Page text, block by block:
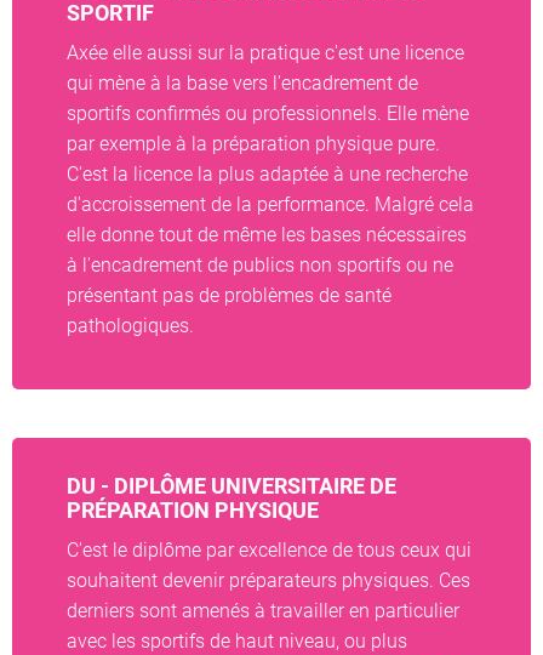
SPORTIF
Axée elle aussi sur la pratique c'est une licence
qui mène à la base vers l'encadrement de
sportifs confirmés ou professionnels. Elle mène
par exemple à la préparation physique pure.
C'est la licence la plus adaptée à une recherche
d'accroissement de la performance. Malgré cela
elle donne tout de même les bases nécessaires
à l'encadrement de publics non sportifs ou ne
présentant pas de problèmes de santé
pathologiques.
DU - DIPLÔME UNIVERSITAIRE DE
PRÉPARATION PHYSIQUE
C'est le diplôme par excellence de tous ceux qui
souhaitent devenir préparateurs physiques. Ces
derniers sont amenés à travailler en particulier
avec les sportifs de haut niveau, ou plus